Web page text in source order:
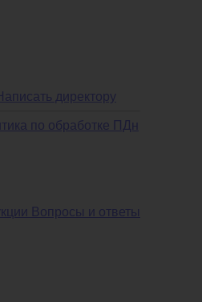
директору
по обработке ПДн
Вопросы и ответы